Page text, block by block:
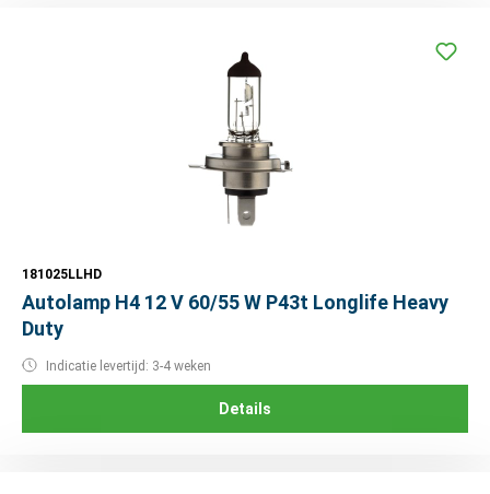
181025LLHD
Autolamp H4 12 V 60/55 W P43t Longlife Heavy
Duty
Indicatie levertijd: 3-4 weken
Details